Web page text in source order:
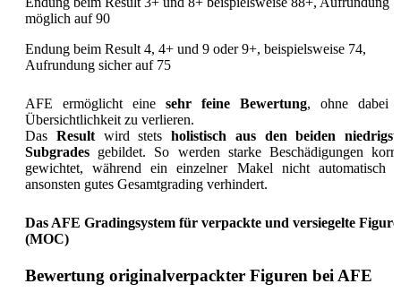
möglich auf 90
Endung beim Result 4, 4+ und 9 oder 9+, beispielsweise 74,
Aufrundung sicher auf 75
AFE ermöglicht eine sehr feine Bewertung, ohne dabei
Übersichtlichkeit zu verlieren.
Das Resultwird stets holistisch aus den beiden
Subgrades gebildet. So werden starke Beschädigungen
gewichtet, während ein einzelner Makel nicht automatisch
ansonsten gutes Gesamtgrading verhindert.
Das AFE Gradingsystem für verpackte und versiegelte
(MOC)
Bewertung originalverpackter Figuren bei AFE